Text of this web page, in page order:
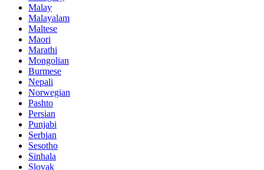
Malay
Malayalam
Maltese
Maori
Marathi
Mongolian
Burmese
Nepali
Norwegian
Pashto
Persian
Punjabi
Serbian
Sesotho
Sinhala
Slovak